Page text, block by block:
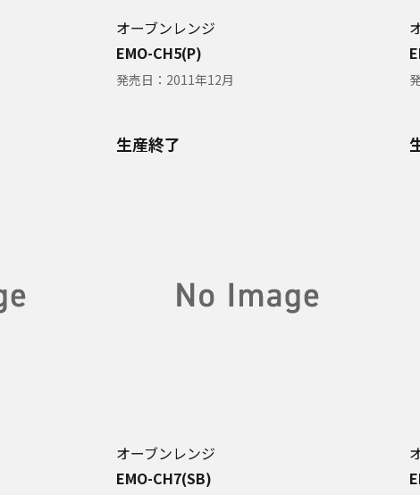
オーブンレンジ
EMO-CH5(P)
発売日： 2011年12月
生産終了
オーブンレンジ
EMO-CH7(SB)